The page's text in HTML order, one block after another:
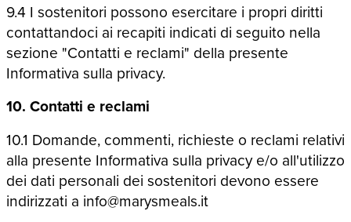
9.4 I sostenitori possono esercitare i propri diritti
contattandoci ai recapiti indicati di seguito nella
sezione "Contatti e reclami" della presente
Informativa sulla privacy.
10. Contatti e reclami
10.1 Domande, commenti, richieste o reclami relativi
alla presente Informativa sulla privacy e/o all'utilizzo
dei dati personali dei sostenitori devono essere
indirizzati a info@marysmeals.it